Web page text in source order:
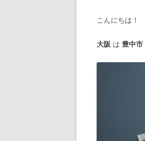
こんにちは！
大阪 は 豊中市